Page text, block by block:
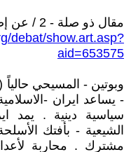
مقال ذو صلة - 2 / عن إصلاح الأمم المتحدة :
debat/show.art.asp?
aid=653575
وبوتين - المسيحي
- يساعد ايران -
سياسية دينية . يمد
الشيعية - بأفتك
مشترك . محاربة